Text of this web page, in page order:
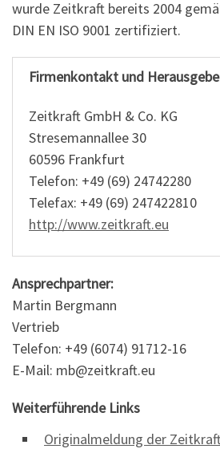
wurde Zeitkraft bereits 2004
DIN EN ISO 9001 zertifiziert.
Firmenkontakt und
Zeitkraft GmbH & Co. KG
Stresemannallee 30
60596 Frankfurt
Telefon: +49 (69) 24742280
Telefax: +49 (69) 247422810
http://www.zeitkraft.eu
Ansprechpartner:
Martin Bergmann
Vertrieb
Telefon: +49 (6074) 91712-16
E-Mail: mb@zeitkraft.eu
Weiterführende Links
Originalmeldung der